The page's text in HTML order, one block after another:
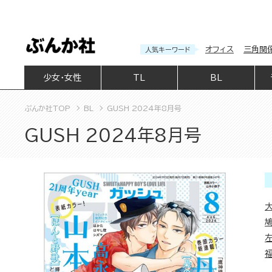
人気キーワード オフィス 三角関
少女・女性 BL
ぶんか社TOP BL GUSH 2024年8月号
GUSH 2024年8月号